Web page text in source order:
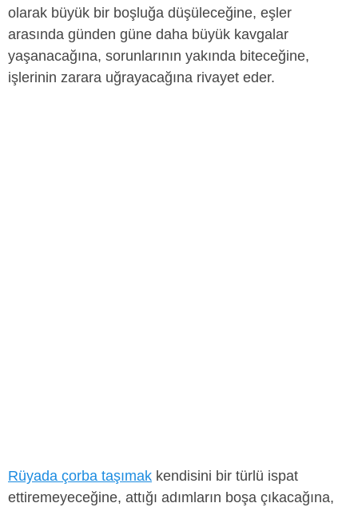
olarak büyük bir boşluğa düşüleceğine, eşler
arasında günden güne daha büyük kavgalar
yaşanacağına, sorunlarının yakında biteceğine,
işlerinin zarara uğrayacağına rivayet eder.
Rüyada çorba taşımak kendisini bir türlü ispat
ettiremeyeceğine, attığı adımların boşa çıkacağına,